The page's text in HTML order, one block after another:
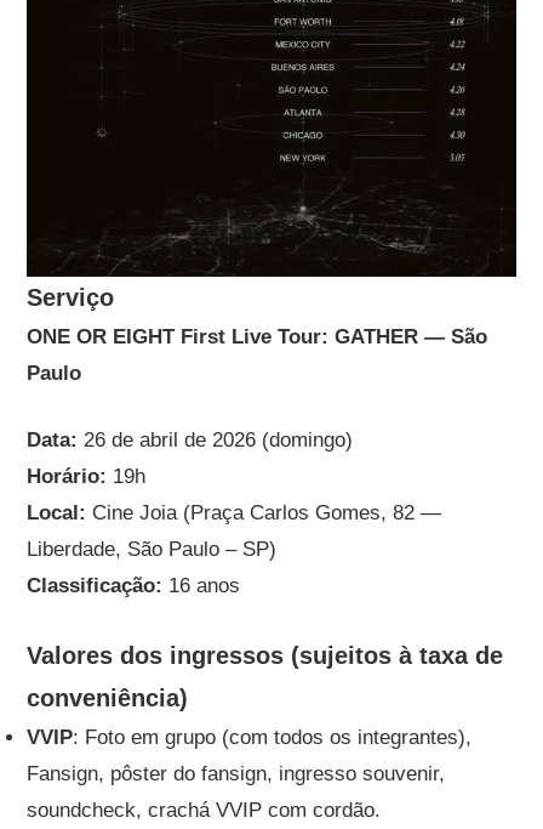
Serviço
ONE OR EIGHT First Live Tour: GATHER — São
Paulo
Data: 26 de abril de 2026 (domingo)
Horário: 19h
Local: Cine Joia (Praça Carlos Gomes, 82 —
Liberdade, São Paulo – SP)
Classificação: 16 anos
Valores dos ingressos (sujeitos à taxa de
conveniência)
VVIP: Foto em grupo (com todos os integrantes),
Fansign, pôster do fansign, ingresso souvenir,
soundcheck, crachá VVIP com cordão.